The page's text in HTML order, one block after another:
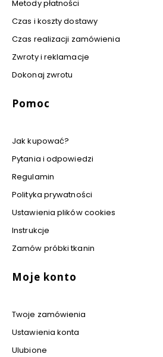
Metody płatności
Czas i koszty dostawy
Czas realizacji zamówienia
Zwroty i reklamacje
Dokonaj zwrotu
Pomoc
Jak kupować?
Pytania i odpowiedzi
Regulamin
Polityka prywatności
Ustawienia plików cookies
Instrukcje
Zamów próbki tkanin
Moje konto
Twoje zamówienia
Ustawienia konta
Ulubione